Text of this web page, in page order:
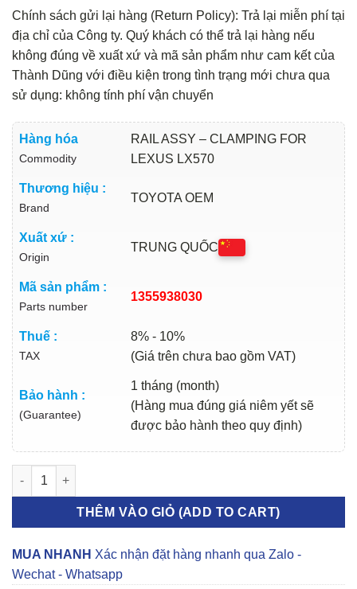
Chính sách gửi lại hàng (Return Policy): Trả lại miễn phí tại
địa chỉ của Công ty. Quý khách có thể trả lại hàng nếu
không đúng về xuất xứ và mã sản phẩm như cam kết của
Thành Dũng với điều kiện trong tình trạng mới chưa qua
sử dụng: không tính phí vận chuyển
Hàng hóa
Commodity
RAIL ASSY – CLAMPING FOR
LEXUS LX570
Thương hiệu :
Brand
TOYOTA OEM
Xuất xứ :
Origin
TRUNG QUỐC
Mã sản phẩm :
Parts number
1355938030
Thuế :
TAX
8% - 10%
(Giá trên chưa bao gồm VAT)
Bảo hành :
(Guarantee)
1 tháng (month)
(Hàng mua đúng giá niêm yết sẽ
được bảo hành theo quy định)
TỲ CAM CONG LEXUS LX570 2011-2016 | 1355938030 số lượng
THÊM VÀO GIỎ (ADD TO CART)
MUA NHANH Xác nhận đặt hàng nhanh qua Zalo -
Wechat - Whatsapp